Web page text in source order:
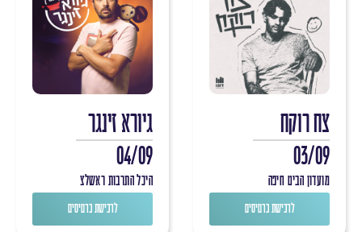
צח רוקח
03/09
מועדון הביט חיפה
לרכישת כרטיסים
גיורא זינגר
04/09
היכל התרבות ראשלצ
לרכישת כרטיסים